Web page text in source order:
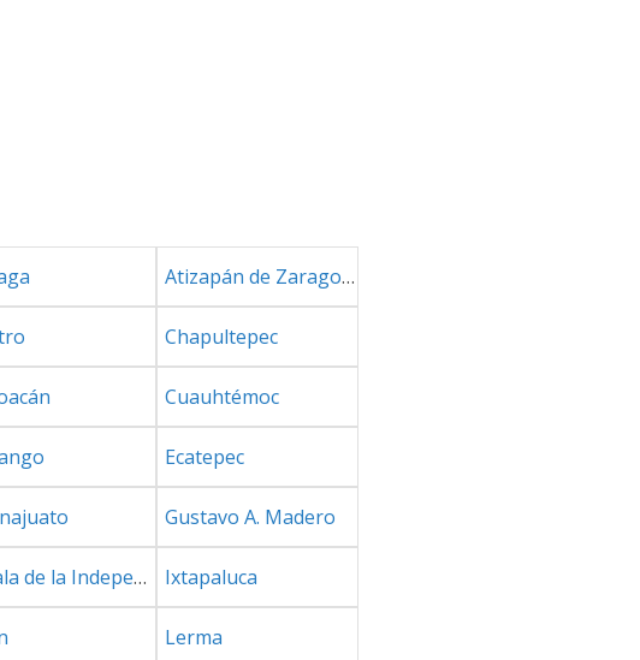
Atizapán de Zaragoza
Chapultepec
Cuauhtémoc
Ecatepec
Gustavo A. Madero
Iguala de la Independencia Ixtapaluca
Lerma